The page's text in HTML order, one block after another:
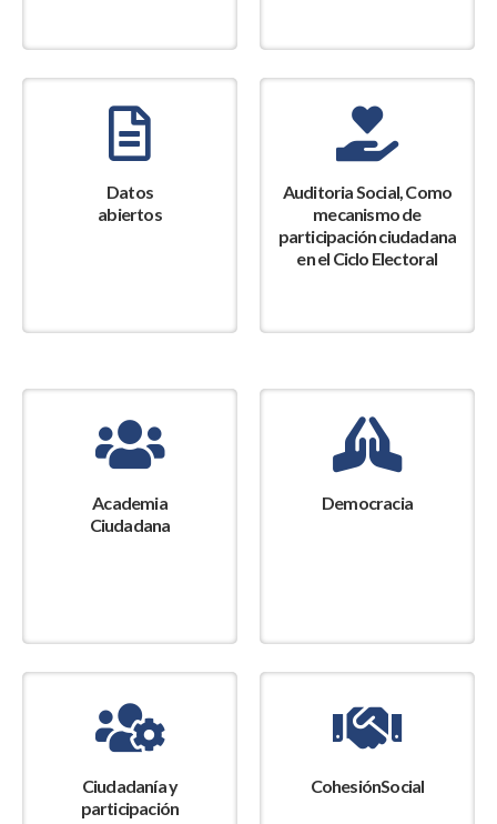
Datos
abiertos
Auditoria Social, Como
mecanismo de
participación ciudadana
en el Ciclo Electoral
Academia
Ciudadana
Democracia
Ciudadanía y
participación
CohesiónSocial